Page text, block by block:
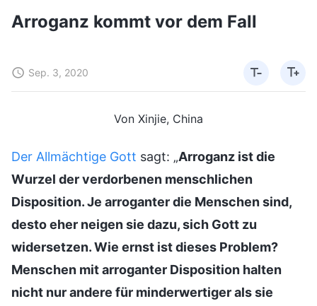
Arroganz kommt vor dem Fall
Sep. 3, 2020
Von Xinjie, China
Der Allmächtige Gott sagt: „Arroganz ist die
Wurzel der verdorbenen menschlichen
Disposition. Je arroganter die Menschen sind,
desto eher neigen sie dazu, sich Gott zu
widersetzen. Wie ernst ist dieses Problem?
Menschen mit arroganter Disposition halten
nicht nur andere für minderwertiger als sie